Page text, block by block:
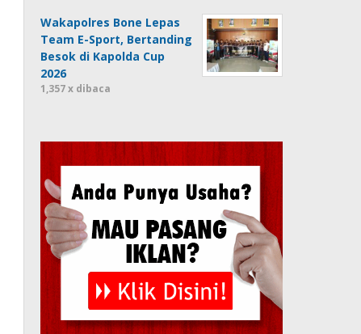
Wakapolres Bone Lepas
Team E-Sport, Bertanding
Besok di Kapolda Cup
2026
1,357 x dibaca